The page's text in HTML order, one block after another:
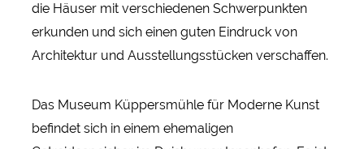
die Häuser mit verschiedenen Schwerpunkten
erkunden und sich einen guten Eindruck von
Architektur und Ausstellungsstücken verschaffen.
Das Museum Küppersmühle für Moderne Kunst
befindet sich in einem ehemaligen